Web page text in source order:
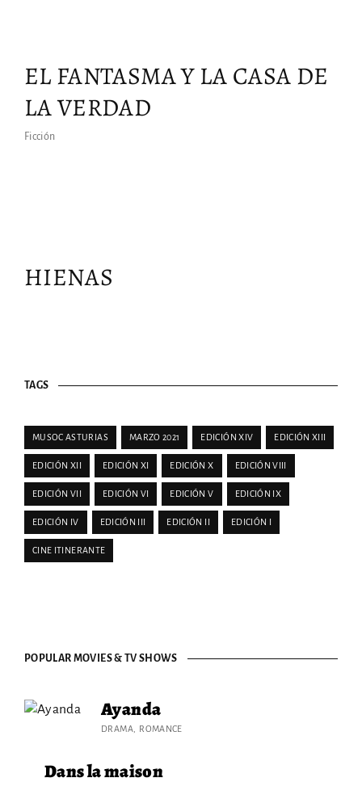
EL FANTASMA Y LA CASA DE
LA VERDAD
Ficción
HIENAS
TAGS
MUSOC ASTURIAS MARZO 2021 EDICIÓN XIV EDICIÓN XIII
EDICIÓN XII EDICIÓN XI EDICIÓN X EDICIÓN VIII
EDICIÓN VII EDICIÓN VI EDICIÓN V EDICIÓN IX
EDICIÓN IV EDICIÓN III EDICIÓN II EDICIÓN I
CINE ITINERANTE
POPULAR MOVIES & TV SHOWS
Ayanda
DRAMA ROMANCE
Dans la maison